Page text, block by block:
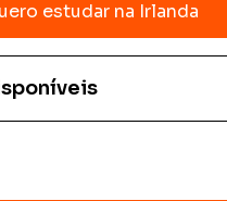
estudar na Irlanda